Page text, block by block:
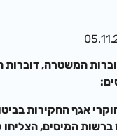
המשטרה, דוברות
אגף החקירות
המיסים, הצליחו